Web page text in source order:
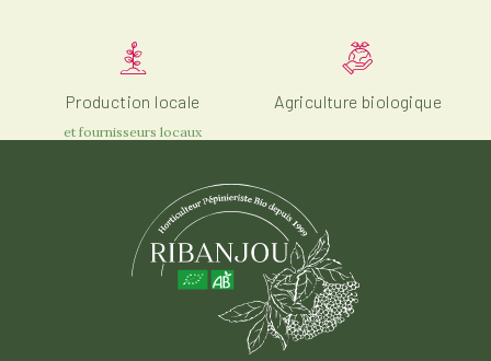
Production locale
et fournisseurs locaux
Agriculture biologique